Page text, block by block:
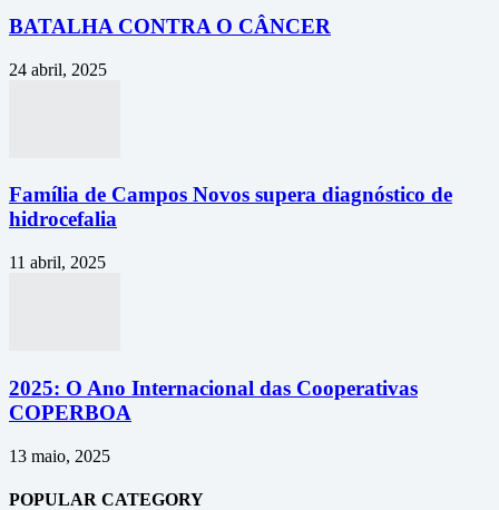
BATALHA CONTRA O CÂNCER
24 abril, 2025
Família de Campos Novos supera diagnóstico de
hidrocefalia
11 abril, 2025
2025: O Ano Internacional das Cooperativas
COPERBOA
13 maio, 2025
POPULAR CATEGORY